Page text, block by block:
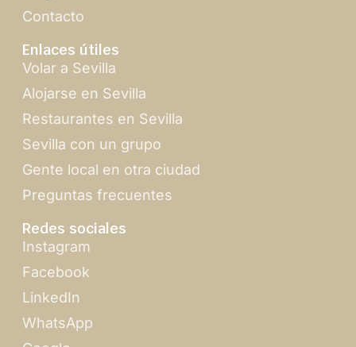
Contacto
Enlaces útiles
Volar a Sevilla
Alojarse en Sevilla
Restaurantes en Sevilla
Sevilla con un grupo
Gente local en otra ciudad
Preguntas frecuentes
Redes sociales
Instagram
Facebook
LinkedIn
WhatsApp